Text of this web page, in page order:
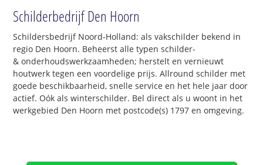
Schilderbedrijf Den Hoorn
Schildersbedrijf Noord-Holland: als vakschilder bekend in
regio Den Hoorn. Beheerst alle typen schilder-
& onderhoudswerkzaamheden; herstelt en vernieuwt
houtwerk tegen een voordelige prijs. Allround schilder met
goede beschikbaarheid, snelle service en het hele jaar door
actief. Oók als winterschilder. Bel direct als u woont in het
werkgebied Den Hoorn met postcode(s) 1797 en omgeving.